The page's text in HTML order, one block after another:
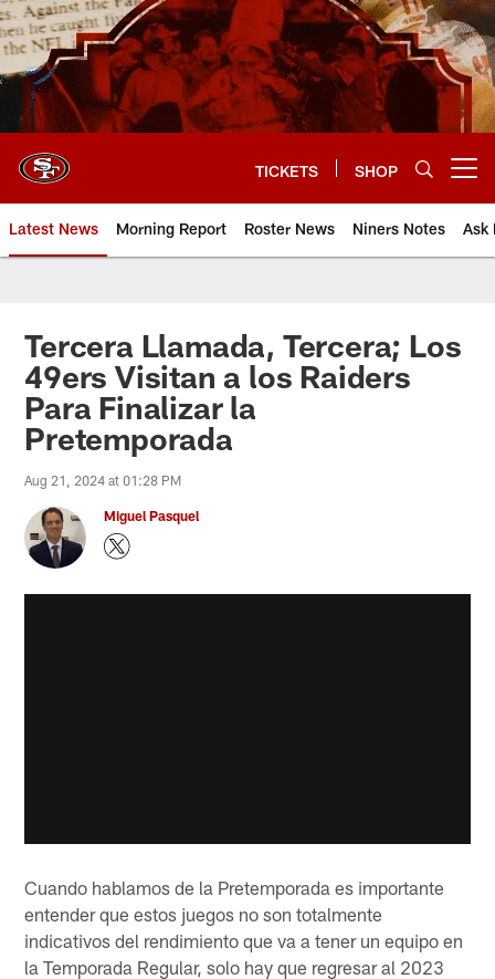
Skip
to
main
content
TICKETS SHOP
Latest News Morning Report Roster News Niners Notes Ask
Tercera Llamada, Tercera; Los
49ers Visitan a los Raiders
Para Finalizar la
Pretemporada
Aug 21, 2024 at 01:28 PM
Miguel Pasquel
Cuando hablamos de la Pretemporada es importante
entender que estos juegos no son totalmente
indicativos del rendimiento que va a tener un equipo en
la Temporada Regular, solo hay que regresar al 2023